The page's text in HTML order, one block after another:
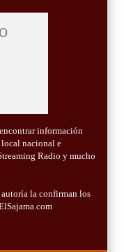
información
nacional e
Radio y mucho
autoría la confirman los